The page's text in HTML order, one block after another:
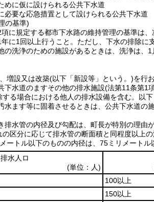
めに仮に設けられる公共下水道
必要な応急措置として設けられる公共下水道
の基準)
に規定する都市下水路の維持管理の基準は、
に1回以上行うこと。 ただし、下水の排除に
の洗浄のための施設があるときは、洗浄は、1
増設又は改築(以下「新設等」という。)を行
下水道のますその他の排水施設(法第11条第1
る場合における他人の排水設備を含む。以
水ます等に固着させるときは、公共下水道の
排水管の内径及び勾配は、町長が特別の理由
区分に応じて排水管の断面積と同程度以上
ートル以下のものの内径は、75ミリメートル
排水人ロ
(単位：人)
100以上
150以上